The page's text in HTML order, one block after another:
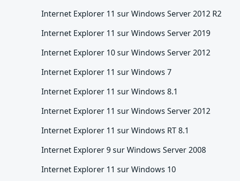
Internet Explorer 11 sur Windows Server 2012 R2
Internet Explorer 11 sur Windows Server 2019
Internet Explorer 10 sur Windows Server 2012
Internet Explorer 11 sur Windows 7
Internet Explorer 11 sur Windows 8.1
Internet Explorer 11 sur Windows Server 2012
Internet Explorer 11 sur Windows RT 8.1
Internet Explorer 9 sur Windows Server 2008
Internet Explorer 11 sur Windows 10